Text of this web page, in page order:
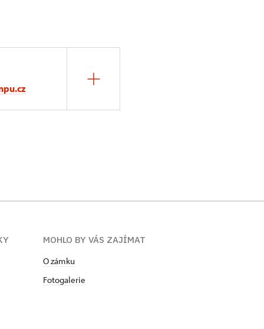
MOHLO BY VÁS ZAJÍMAT
O zámku
Fotogalerie